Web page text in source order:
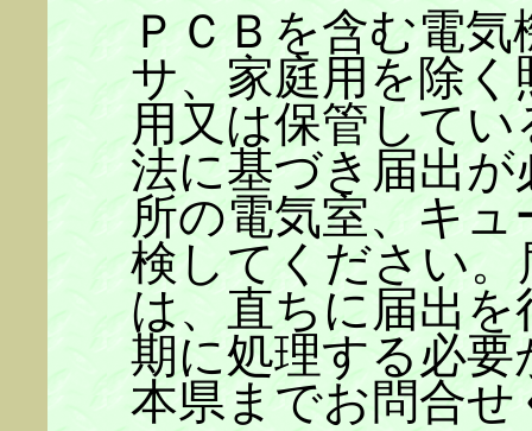
ＰＣＢを含む電
サ、家庭用を除
用又は保管して
法に基づき届出
所の電気室、キ
検してください
は、直ちに届出
期に処理する必
本県までお問合せ